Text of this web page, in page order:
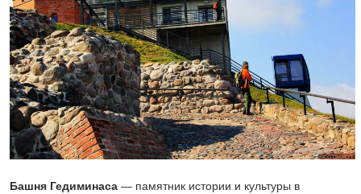
Башня Гедиминаса — памятник истории и культуры в